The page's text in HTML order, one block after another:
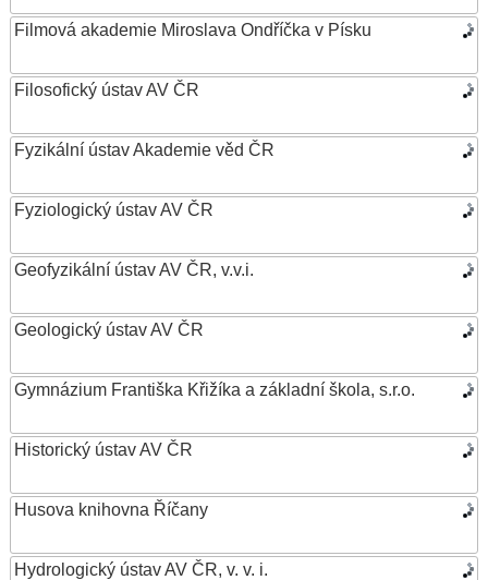
Filmová akademie Miroslava Ondříčka v Písku
Filosofický ústav AV ČR
Fyzikální ústav Akademie věd ČR
Fyziologický ústav AV ČR
Geofyzikální ústav AV ČR, v.v.i.
Geologický ústav AV ČR
Gymnázium Františka Křižíka a základní škola, s.r.o.
Historický ústav AV ČR
Husova knihovna Říčany
Hydrologický ústav AV ČR, v. v. i.